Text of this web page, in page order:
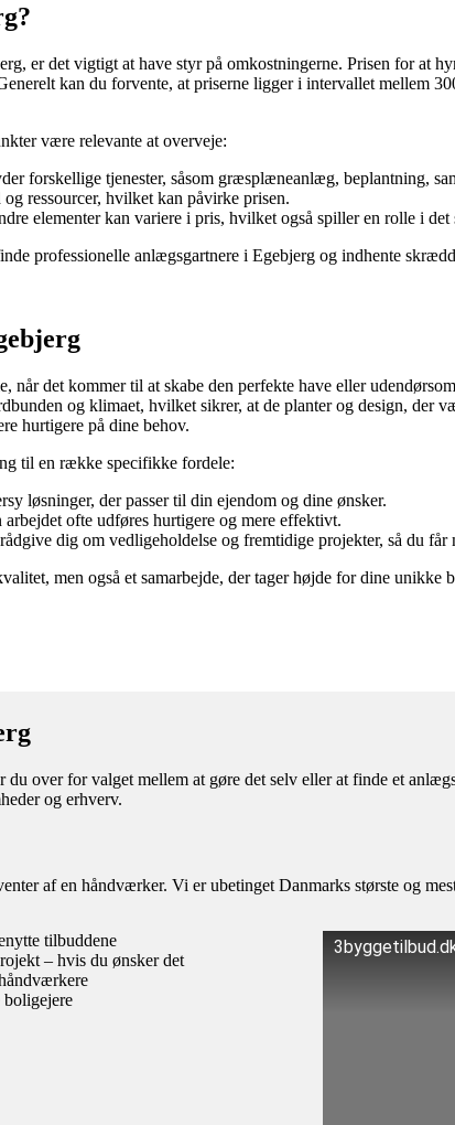
er det vigtigt at have styr på omkostningerne. Prisen for at
kan du forvente, at priserne ligger i intervallet mellem
være relevante at overveje:
forskellige tjenester, såsom græsplæneanlæg, beplantning,
ressourcer, hvilket kan påvirke prisen.
elementer kan variere i pris, hvilket også spiller en rolle i det
professionelle anlægsgartnere i Egebjerg og indhente
det kommer til at skabe den perfekte have eller
og klimaet, hvilket sikrer, at de planter og design, der
hurtigere på dine behov.
til en række specifikke fordele:
løsninger, der passer til din ejendom og dine ønsker.
ofte udføres hurtigere og mere effektivt.
dig om vedligeholdelse og fremtidige projekter, så du får
men også et samarbejde, der tager højde for dine unikke
over for valget mellem at gøre det selv eller at finde et
og erhverv.
af en håndværker. Vi er ubetinget Danmarks største og
tilbuddene
– hvis du ønsker det